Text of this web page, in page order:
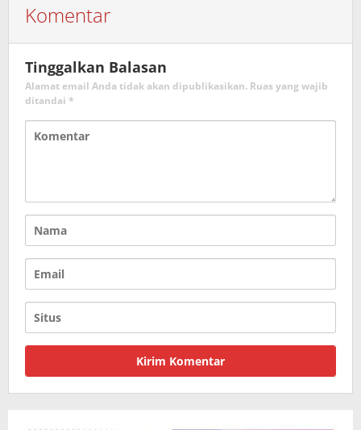
Komentar
Tinggalkan Balasan
Alamat email Anda tidak akan dipublikasikan. Ruas yang wajib
ditandai *